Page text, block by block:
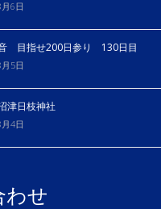
6日
目指せ200日参り 130日目
5日
津日枝神社
4日
わせ